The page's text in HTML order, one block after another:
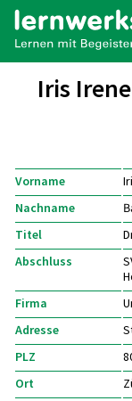
Iris
Vorname
Nachname
Titel
Abschluss
Firma
Adresse
PLZ
Ort